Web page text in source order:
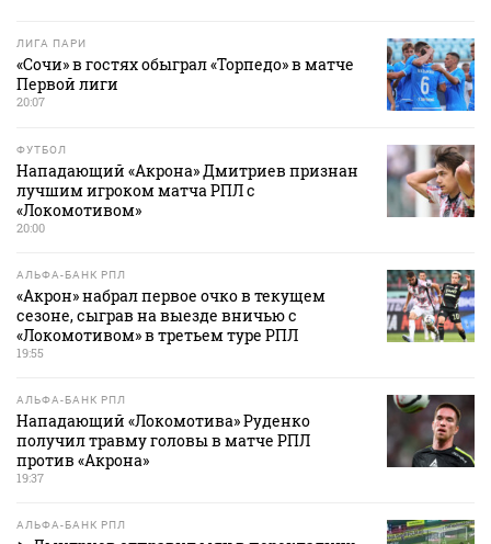
ЛИГА ПАРИ
«Сочи» в гостях обыграл «Торпедо» в матче
Первой лиги
20:07
ФУТБОЛ
Нападающий «Акрона» Дмитриев признан
лучшим игроком матча РПЛ с
«Локомотивом»
20:00
АЛЬФА-БАНК РПЛ
«Акрон» набрал первое очко в текущем
сезоне, сыграв на выезде вничью с
«Локомотивом» в третьем туре РПЛ
19:55
АЛЬФА-БАНК РПЛ
Нападающий «Локомотива» Руденко
получил травму головы в матче РПЛ
против «Акрона»
19:37
АЛЬФА-БАНК РПЛ